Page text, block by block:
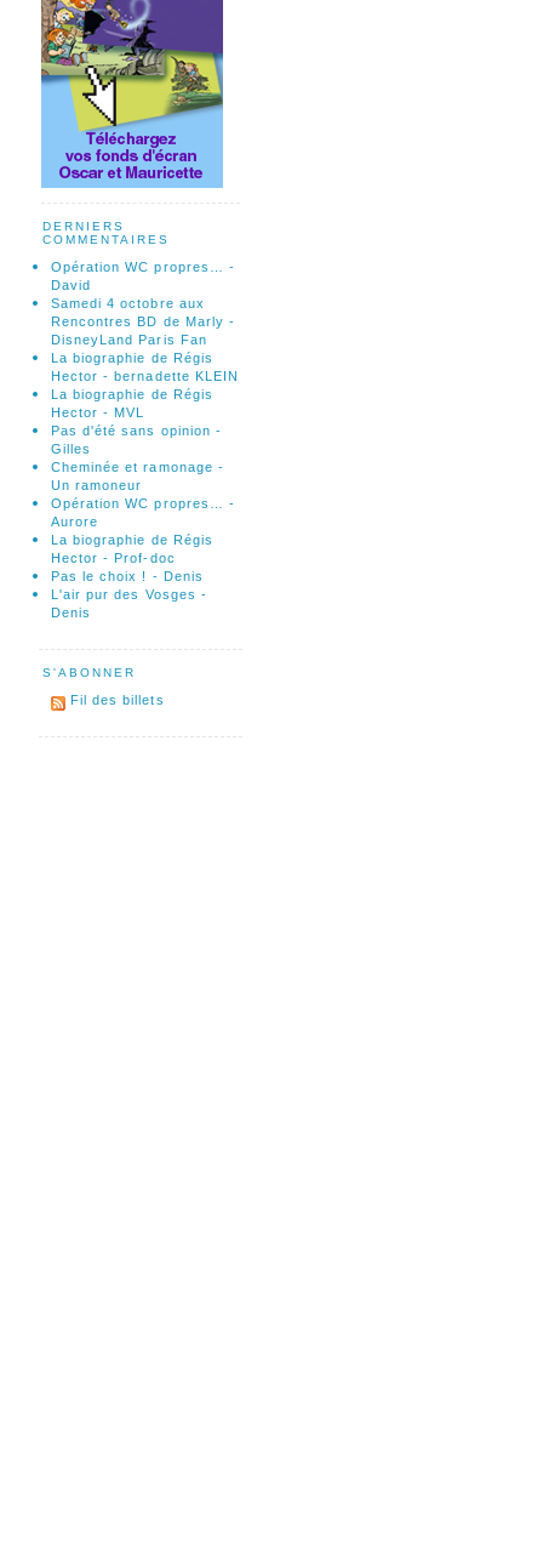
DERNIERS
COMMENTAIRES
Opération WC propres… -
David
Samedi 4 octobre aux
Rencontres BD de Marly -
DisneyLand Paris Fan
La biographie de Régis
Hector - bernadette KLEIN
La biographie de Régis
Hector - MVL
Pas d'été sans opinion -
Gilles
Cheminée et ramonage -
Un ramoneur
Opération WC propres… -
Aurore
La biographie de Régis
Hector - Prof-doc
Pas le choix ! - Denis
L'air pur des Vosges -
Denis
S'ABONNER
Fil des billets